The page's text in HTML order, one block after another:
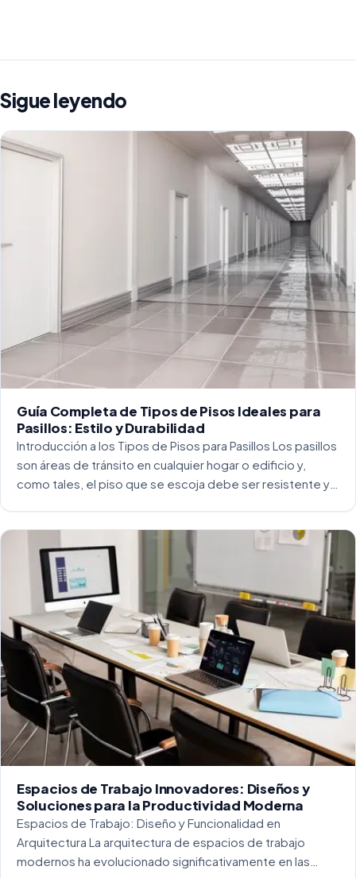
Sigue leyendo
Guía Completa de Tipos de Pisos Ideales para
Pasillos: Estilo y Durabilidad
Introducción a los Tipos de Pisos para Pasillos Los pasillos
son áreas de tránsito en cualquier hogar o edificio y,
como tales, el piso que se escoja debe ser resistente y
Espacios de Trabajo Innovadores: Diseños y
Soluciones para la Productividad Moderna
Espacios de Trabajo: Diseño y Funcionalidad en
Arquitectura La arquitectura de espacios de trabajo
modernos ha evolucionado significativamente en las